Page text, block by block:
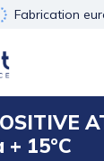
Fabrication
+ 15°C